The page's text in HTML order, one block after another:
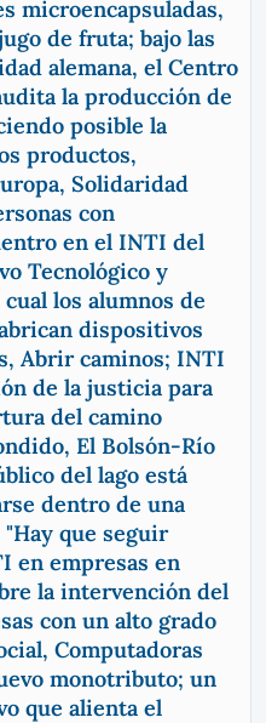
microencapsuladas,
de fruta; bajo las
alemana, el Centro
la producción de
posible la
productos,
Solidaridad
con
en el INTI del
Tecnológico y
los alumnos de
dispositivos
Abrir caminos; INTI
de la justicia para
del camino
El Bolsón-Río
del lago está
dentro de una
que seguir
en empresas en
la intervención del
con un alto grado
Computadoras
monotributo; un
que alienta el